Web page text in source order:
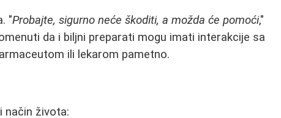
"Probajte, sigurno neće škoditi, a možda će pomoći,"
da i biljni preparati mogu imati interakcije sa
ili lekarom pametno.
način života: